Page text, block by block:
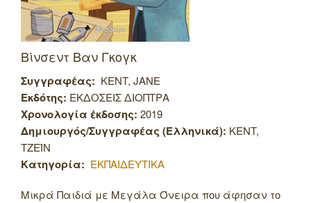
Βίνσεντ Βαν Γκογκ
Συγγραφέας: KENT, JANE
Εκδότης: ΕΚΔΟΣΕΙΣ ΔΙΟΠΤΡΑ
Χρονολογία έκδοσης: 2019
Δημιουργός/Συγγραφέας (Ελληνικά): KENT,
TZEΪN
Κατηγορία: ΕΚΠΑΙΔΕΥΤΙΚΑ
Μικρά Παιδιά με Μεγάλα Όνειρα που άφησαν το